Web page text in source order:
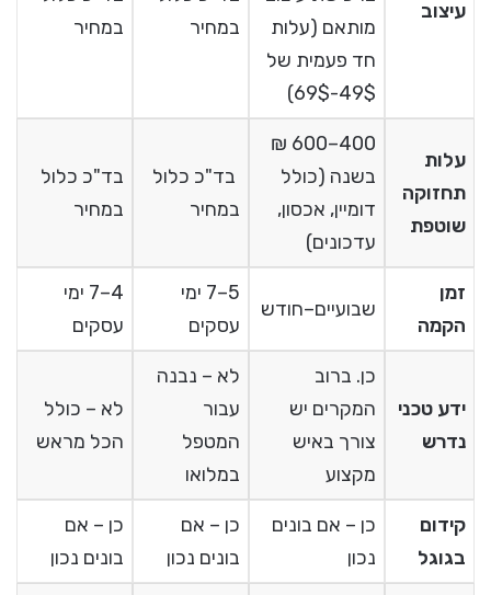
עיצוב
מותאם (עלות
חד פעמית של
49$-69$)
במחיר
במחיר
עלות
תחזוקה
שוטפת
400–600 ₪
בשנה (כולל
דומיין, אכסון,
עדכונים)
בד"כ כלול
במחיר
בד"כ כלול
במחיר
זמן
הקמה
שבועיים–חודש
5–7 ימי
עסקים
4–7 ימי
עסקים
ידע טכני
נדרש
כן. ברוב
המקרים יש
צורך באיש
מקצוע
לא – נבנה
עבור
המטפל
במלואו
לא – כולל
הכל מראש
קידום
בגוגל
כן – אם בונים
נכון
כן – אם
בונים נכון
כן – אם
בונים נכון